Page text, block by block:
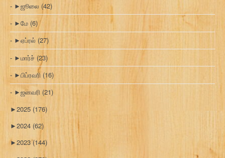
►ஜூலை (42)
►மே (6)
►ஏப்ரல் (27)
►மார்ச் (23)
►பிப்ரவரி (16)
►ஜனவரி (21)
►2025 (176)
►2024 (62)
►2023(144)